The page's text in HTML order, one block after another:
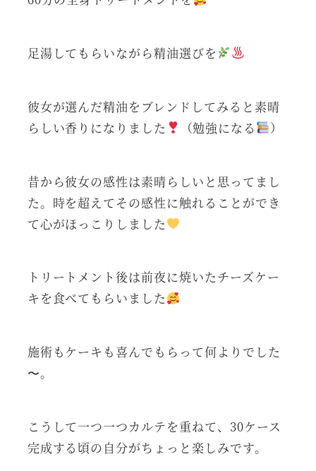
足湯してもらいながら精油選びを
彼女が選んだ精油をブレンドしてみると素晴
らしい香りになりました
（勉強になる ）
昔から彼女の感性は素晴らしいと思ってまし
た。時を超えてその感性に触れることができ
て心がほっこりしました
トリートメント後は前夜に焼いたチーズケー
キを食べてもらいました
施術もケーキも喜んでもらって何よりでした
〜。
こうして一つ一つカルテを重ねて、30ケース
完成する頃の自分がちょっと楽しみです。